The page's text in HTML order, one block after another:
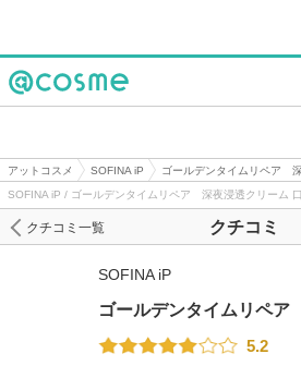
アットコスメ SOFINA iP ゴールデンタイムリペア
SOFINA iP / ゴールデンタイムリペア 深夜浸透クリーム
クチコミ
クチコミ一覧
SOFINA iP
ゴールデンタイムリペ
5.2